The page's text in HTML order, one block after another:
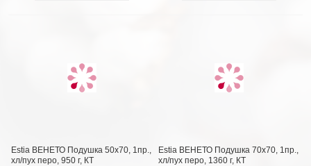
Estia ВЕНЕТО Подушка 50х70, 1пр.,
хл/пух перо, 950 г, КТ
Estia ВЕНЕТО Подушка 70х70, 1пр.,
хл/пух перо, 1360 г, КТ